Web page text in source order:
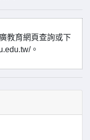
教育網頁查詢或下
。